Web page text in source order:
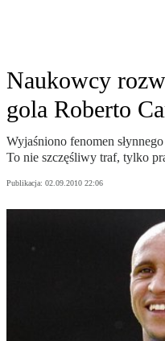
Naukowcy
gola Roberto
Wyjaśniono fenomen
To nie szczęśliwy traf, tylko
Publikacja: 02.09.2010 22:06